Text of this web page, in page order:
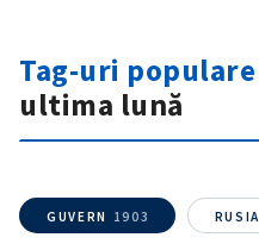
Tag-uri populare
ultima lună
GUVERN 1903 RUSIA
CONTACT SURSĂ
Nume+ Numele meu